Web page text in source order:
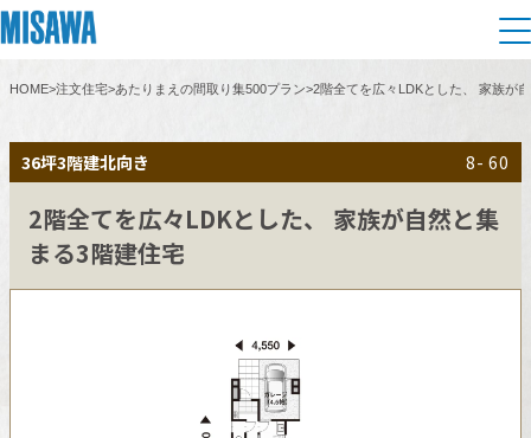
住まい
建てる [注文住宅]
商品ラインアップ
テクノロジー（住まいの性能）
土地活用
個人のお客さま
リフォーム
ミサワリフォームとは
オーナーサポート
HOME>注文住宅>あたりまえの間取り集500プラン>2階全てを広々LDKとした、 家族が
36坪3階建北向き 8- 60
2階全てを広々LDKとした、 家族が自然と集
まる3階建住宅